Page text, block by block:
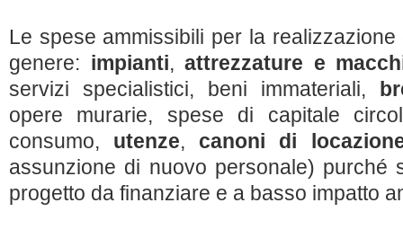
Le spese ammissibili per la
genere: impianti,attrezzature e
servizi specialistici, beni immateriali,
opere murarie, spese di capitale
consumo, utenze, canoni di
assunzione di nuovo personale) purché
progetto da finanziare e a basso impatto